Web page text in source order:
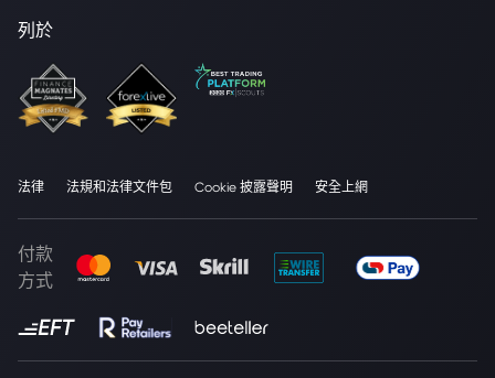
列於
法律 法規和法律文件包 Cookie 披露聲明 安全上網
付款
方式